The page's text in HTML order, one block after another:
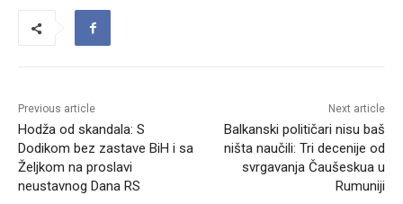
Previous article
Hodža od skandala: S
Dodikom bez zastave BiH i sa
Željkom na proslavi
neustavnog Dana RS
Next article
Balkanski političari nisu baš
ništa naučili: Tri decenije od
svrgavanja Čaušeskua u
Rumuniji